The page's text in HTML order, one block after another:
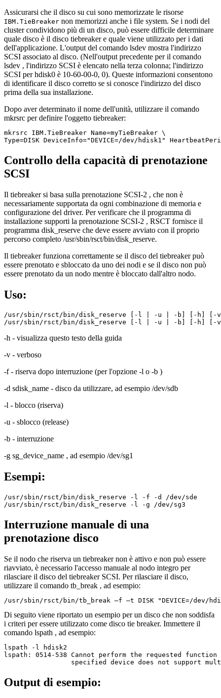
Assicurarsi che il disco su cui sono memorizzate le risorse
IBM.TieBreaker non memorizzi anche i file system. Se i nodi del
cluster condividono più di un disco, può essere difficile determinare
quale disco è il disco tiebreaker e quale viene utilizzato per i dati
dell'applicazione. L'output del comando lsdev mostra l'indirizzo
SCSI associato al disco. (Nell'output precedente per il comando
lsdev , l'indirizzo SCSI è elencato nella terza colonna; l'indirizzo
SCSI per hdisk0 è 10-60-00-0, 0). Queste informazioni consentono
di identificare il disco corretto se si conosce l'indirizzo del disco
prima della sua installazione.
Dopo aver determinato il nome dell'unità, utilizzare il comando
mkrsrc per definire l'oggetto tiebreaker:
mkrsrc IBM.TieBreaker Name=myTieBreaker \
Type=DISK DeviceInfo="DEVICE=/dev/hdisk1"
Controllo della capacità di prenotazione
SCSI
Il tiebreaker si basa sulla prenotazione SCSI-2 , che non è
necessariamente supportata da ogni combinazione di memoria e
configurazione del driver. Per verificare che il programma di
installazione supporti la prenotazione SCSI-2 , RSCT fornisce il
programma disk_reserve che deve essere avviato con il proprio
percorso completo /usr/sbin/rsct/bin/disk_reserve.
Il tiebreaker funziona correttamente se il disco del tiebreaker può
essere prenotato e sbloccato da uno dei nodi e se il disco non può
essere prenotato da un nodo mentre è bloccato dall'altro nodo.
Uso:
/usr/sbin/rsct/bin/disk_reserve [-l | -u | -b] [-h] [-
/usr/sbin/rsct/bin/disk_reserve [-l | -u | -b] [-h] [-v]
-h - visualizza questo testo della guida
-v - verboso
-f- riserva dopo interruzione (per l'opzione -l o -b )
-d sdisk_name - disco da utilizzare, ad esempio /dev/sdb
-l - blocco (riserva)
-u - sblocco (release)
-b - interruzione
-g sg_device_name , ad esempio /dev/sg1
Esempi:
/usr/sbin/rsct/bin/disk_reserve -l -f -d /dev/sde
/usr/sbin/rsct/bin/disk_reserve -l -g /dev/sg3
Interruzione manuale di una
prenotazione disco
Se il nodo che riserva un tiebreaker non è attivo e non può essere
riavviato, è necessario l'accesso manuale al nodo integro per
rilasciare il disco del tiebreaker SCSI. Per rilasciare il disco,
utilizzare il comando tb_break , ad esempio:
/usr/sbin/rsct/bin/tb_break –f –t DISK "DEVICE=/dev/
Di seguito viene riportato un esempio per un disco che non soddisfa
i criteri per essere utilizzato come disco tie breaker. Immettere il
comando lspath , ad esempio:
lspath -l hdisk2
lspath: 0514-538 Cannot perform the requested function
specified device does not support
Output di esempio: